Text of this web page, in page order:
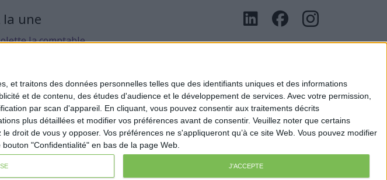
et traitons des données personnelles telles que des identifiants uniques et des informations
et de contenu, des études d'audience et le développement de services. Avec votre permission,
par scan d'appareil. En cliquant, vous pouvez consentir aux traitements décrits
plus détaillées et modifier vos préférences avant de consentir. Veuillez noter que certains
de vous y opposer. Vos préférences ne s'appliqueront qu’à ce site Web. Vous pouvez modifier
"Confidentialité" en bas de la page Web.
J'ACCEPTE
la une
la comptable
en Meublé
Retraite
de bureaux
de Conformité Fiscale
Fait avec ❤️ parVerywell Digital